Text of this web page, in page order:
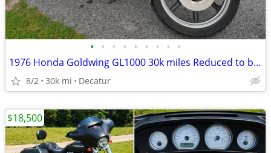
• • • • • • • • •
1976 Honda Goldwing GL1000 30k miles Reduced to below Cost!
8/2 30k mi Decatur
$18,500